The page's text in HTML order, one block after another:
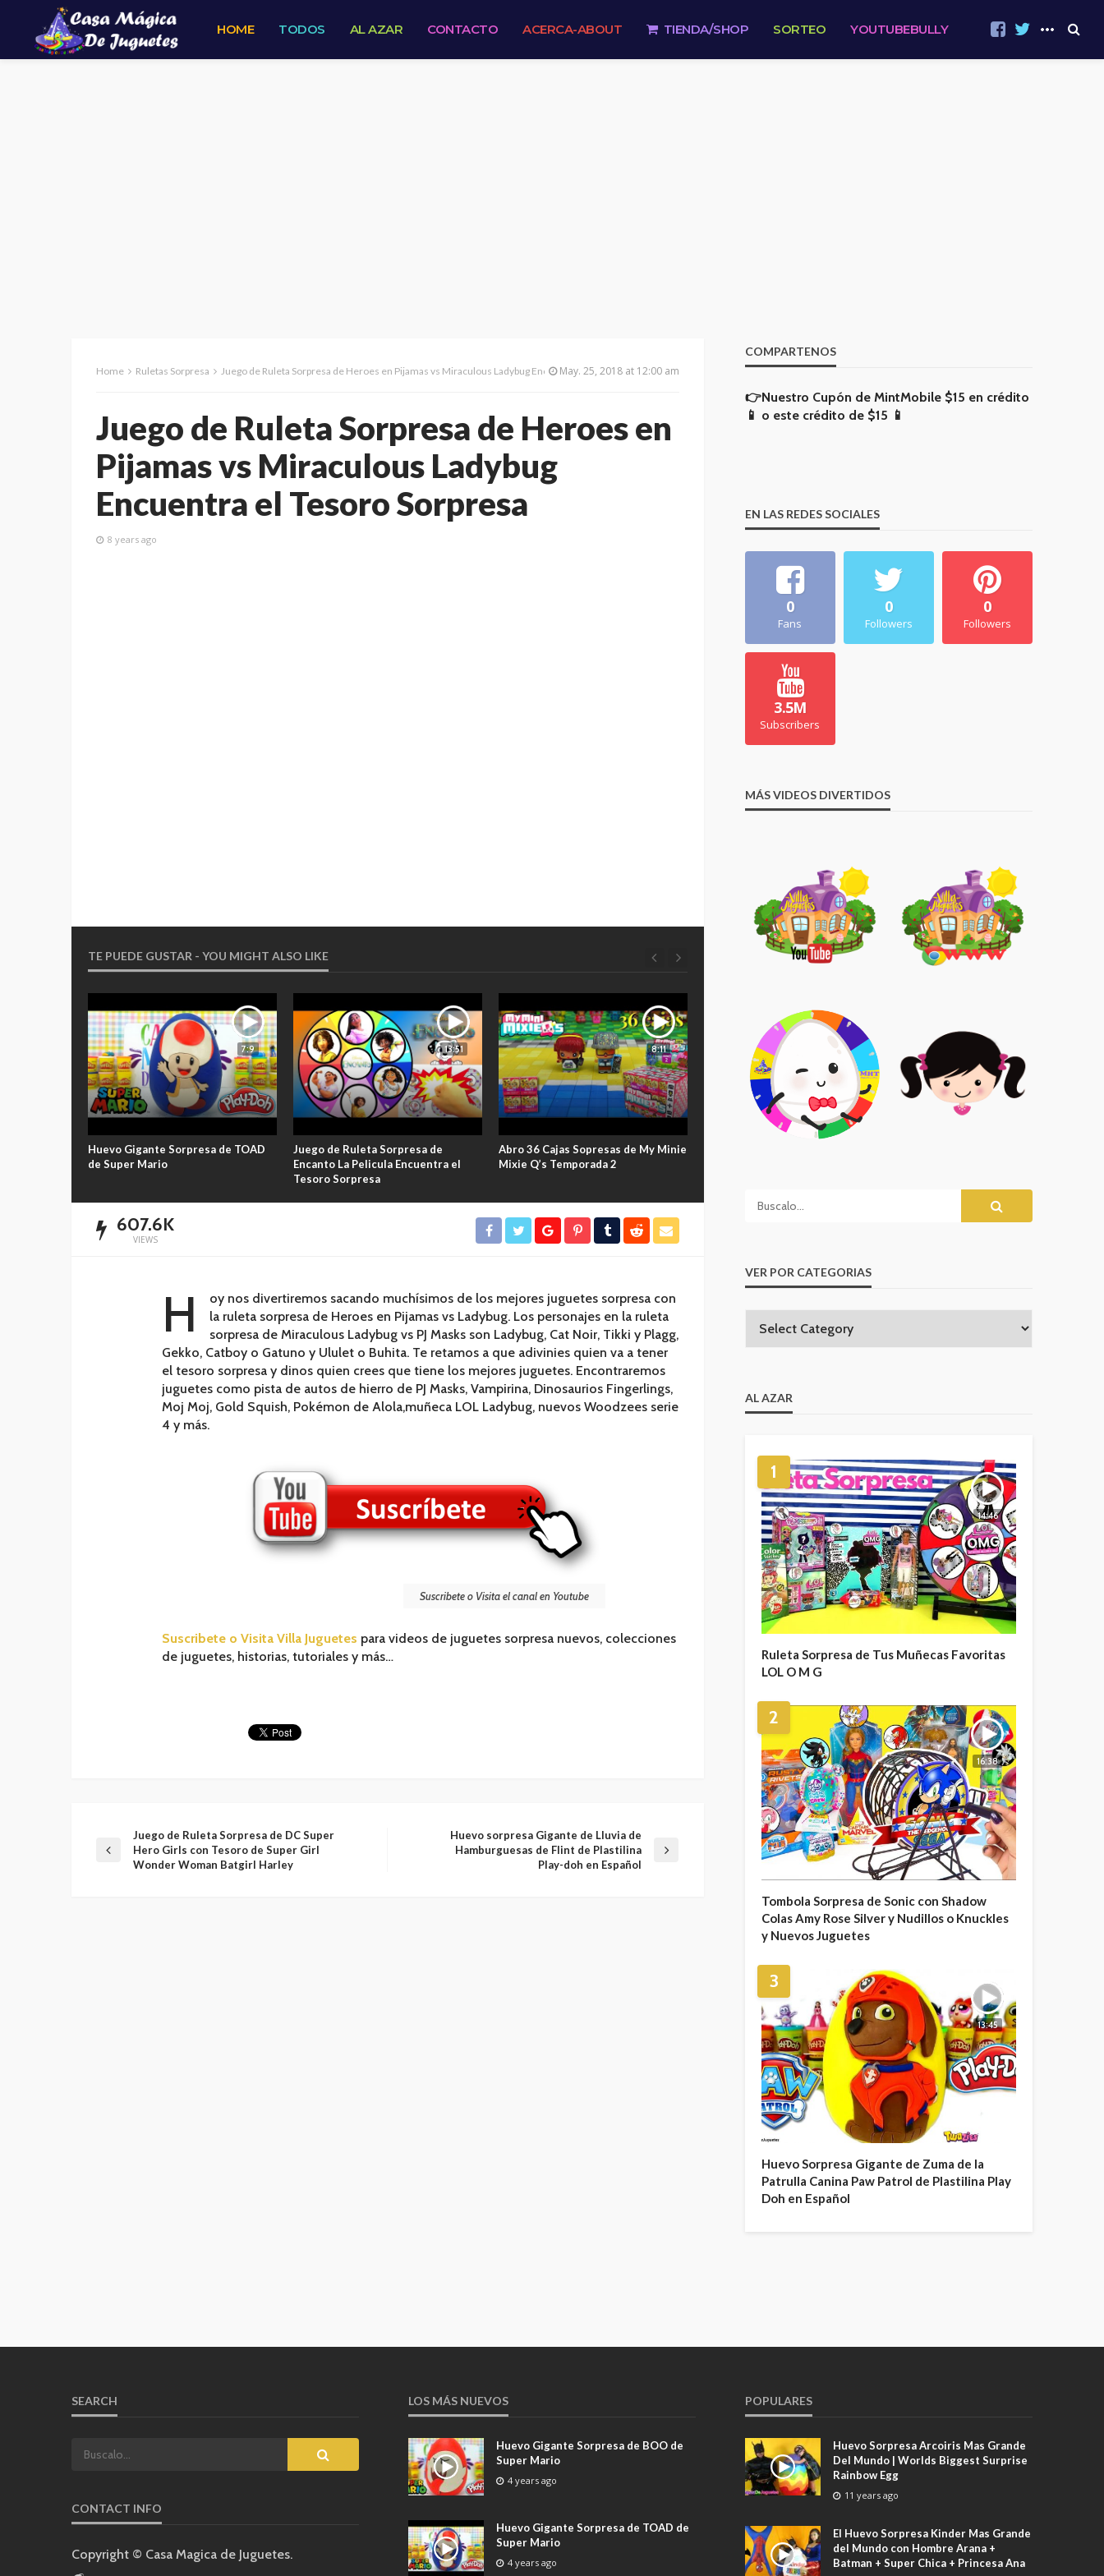
HOME TODOS AL AZAR CONTACTO ACERCA-ABOUT TIENDA/SHOP SORTEO YOUTUBEBULLY
Home Ruletas Sorpresa Juego de Ruleta Sorpresa de Heroes en Pijamas vs Miraculous Ladybug Encuentra el Tesoro Sorpresa
May. 25, 2018 at 12:00 am
Juego de Ruleta Sorpresa de Heroes en
Pijamas vs Miraculous Ladybug
Encuentra el Tesoro Sorpresa
8 years ago
TE PUEDE GUSTAR - YOU MIGHT ALSO LIKE
7:9
Huevo Gigante Sorpresa de TOAD
de Super Mario
13:51
Juego de Ruleta Sorpresa de
Encanto La Pelicula Encuentra el
Tesoro Sorpresa
8:11
Abro 36 Cajas Sopresas de My Minie
Mixie Q’s Temporada 2
9:1
607.6K
VIEWS
H
oy nos divertiremos sacando muchísimos de los mejores juguetes sorpresa con
la ruleta sorpresa de Heroes en Pijamas vs Ladybug. Los personajes en la ruleta
sorpresa de Miraculous Ladybug vs PJ Masks son Ladybug, Cat Noir, Tikki y Plagg,
Gekko, Catboy o Gatuno y Ululet o Buhita. Te retamos a que adivinies quien va a tener
el tesoro sorpresa y dinos quien crees que tiene los mejores juguetes. Encontraremos
juguetes como pista de autos de hierro de PJ Masks, Vampirina, Dinosaurios Fingerlings,
Moj Moj, Gold Squish, Pokémon de Alola,muñeca LOL Ladybug, nuevos Woodzees serie
4 y más.
Suscribete o Visita el canal en Youtube
Suscribete o Visita Villa Juguetes para videos de juguetes sorpresa nuevos, colecciones
de juguetes, historias, tutoriales y más…
Juego de Ruleta Sorpresa de DC Super
Hero Girls con Tesoro de Super Girl
Wonder Woman Batgirl Harley
Huevo sorpresa Gigante de Lluvia de
Hamburguesas de Flint de Plastilina
Play-doh en Español
COMPARTENOS
👉Nuestro Cupón de MintMobile $15 en crédito
📱 o este crédito de $15 📱
EN LAS REDES SOCIALES
0
Fans
0
Followers
0
Followers
3.5M
Subscribers
MÁS VIDEOS DIVERTIDOS
VER POR CATEGORIAS
AL AZAR
1
14:46
Ruleta Sorpresa de Tus Muñecas Favoritas
LOL O M G
2
16:38
Tombola Sorpresa de Sonic con Shadow
Colas Amy Rose Silver y Nudillos o Knuckles
y Nuevos Juguetes
3
13:45
Huevo Sorpresa Gigante de Zuma de la
Patrulla Canina Paw Patrol de Plastilina Play
Doh en Español
SEARCH
CONTACT INFO
Copyright © Casa Magica de Juguetes.
LOS MÁS NUEVOS
Huevo Gigante Sorpresa de BOO de
Super Mario
4 years ago
Huevo Gigante Sorpresa de TOAD de
Super Mario
4 years ago
POPULARES
Huevo Sorpresa Arcoiris Mas Grande
Del Mundo | Worlds Biggest Surprise
Rainbow Egg
11 years ago
El Huevo Sorpresa Kinder Mas Grande
del Mundo con Hombre Arana +
Batman + Super Chica + Princesa Ana